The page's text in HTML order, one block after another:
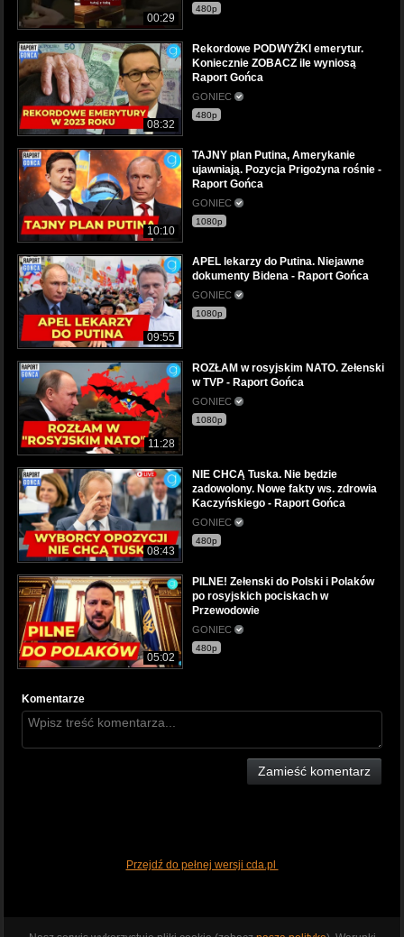
00:29
480p
08:32
Rekordowe PODWYŻKI emerytur.
Koniecznie ZOBACZ ile wyniosą
Raport Gońca
GONIEC
480p
10:10
TAJNY plan Putina, Amerykanie
ujawniają. Pozycja Prigożyna rośnie -
Raport Gońca
GONIEC
1080p
09:55
APEL lekarzy do Putina. Niejawne
dokumenty Bidena - Raport Gońca
GONIEC
1080p
11:28
ROZŁAM w rosyjskim NATO. Zełenski
w TVP - Raport Gońca
GONIEC
1080p
08:43
NIE CHCĄ Tuska. Nie będzie
zadowolony. Nowe fakty ws. zdrowia
Kaczyńskiego - Raport Gońca
GONIEC
480p
05:02
PILNE! Zełenski do Polski i Polaków
po rosyjskich pociskach w
Przewodowie
GONIEC
480p
Komentarze
Zamieść komentarz
Przejdź do pełnej wersji cda.pl